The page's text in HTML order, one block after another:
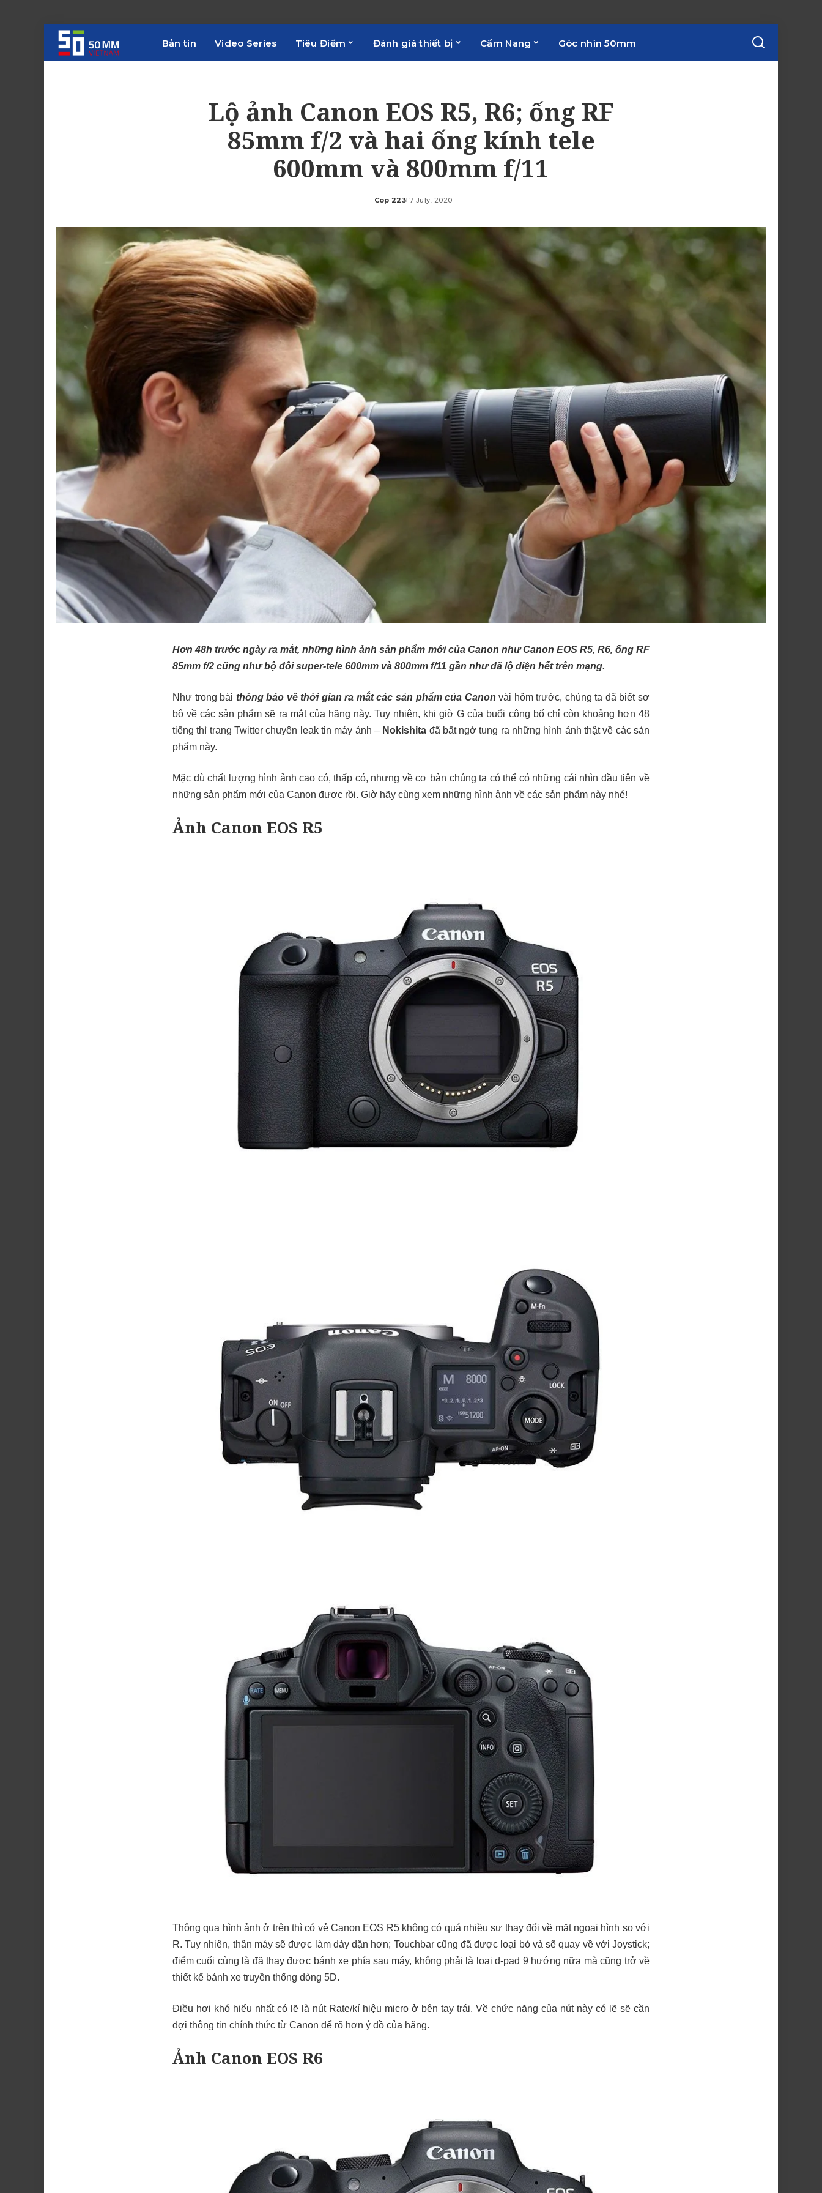
Bản tin Video Series Tiêu Điểm Đánh giá thiết bị Cẩm Nang Góc nhìn 50mm
Lộ ảnh Canon EOS R5, R6; ống RF
85mm f/2 và hai ống kính tele
600mm và 800mm f/11
Posted
Cop 223 7 July, 2020
Hơn 48h trước ngày ra mắt, những hình ảnh sản phẩm mới của Canon như Canon EOS R5, R6, ống RF
85mm f/2 cũng như bộ đôi super-tele 600mm và 800mm f/11 gần như đã lộ diện hết trên mạng.
Như trong bài thông báo về thời gian ra mắt các sản phẩm của Canon vài hôm trước, chúng ta đã biết sơ
bộ về các sản phẩm sẽ ra mắt của hãng này. Tuy nhiên, khi giờ G của buổi công bố chỉ còn khoảng hơn 48
tiếng thì trang Twitter chuyên leak tin máy ảnh – Nokishita đã bất ngờ tung ra những hình ảnh thật về các sản
phẩm này.
Mặc dù chất lượng hình ảnh cao có, thấp có, nhưng về cơ bản chúng ta có thể có những cái nhìn đầu tiên về
những sản phẩm mới của Canon được rồi. Giờ hãy cùng xem những hình ảnh về các sản phẩm này nhé!
Ảnh Canon EOS R5
Thông qua hình ảnh ở trên thì có vẻ Canon EOS R5 không có quá nhiều sự thay đổi về mặt ngoại hình so với
R. Tuy nhiên, thân máy sẽ được làm dày dặn hơn; Touchbar cũng đã được loại bỏ và sẽ quay về với Joystick;
điểm cuối cùng là đã thay được bánh xe phía sau máy, không phải là loại d-pad 9 hướng nữa mà cũng trở về
thiết kế bánh xe truyền thống dòng 5D.
Điều hơi khó hiểu nhất có lẽ là nút Rate/kí hiệu micro ở bên tay trái. Về chức năng của nút này có lẽ sẽ cần
đợi thông tin chính thức từ Canon để rõ hơn ý đồ của hãng.
Ảnh Canon EOS R6